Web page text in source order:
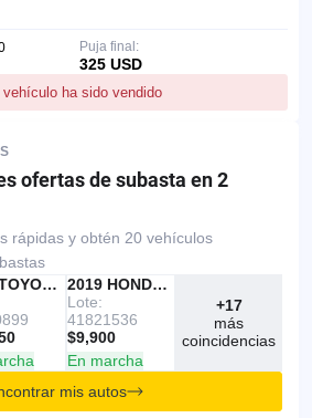
vehículo ha sido vendido
Puja final:
325 USD
ofertasde subasta en 2
rápidas y obtén 20 vehículos
2020 TOYOTA RAV4
Copart
2019 HONDA ACCORD
Lote:
41821536
$9,900
En marcha
+17
más
coincidencias
mis autos